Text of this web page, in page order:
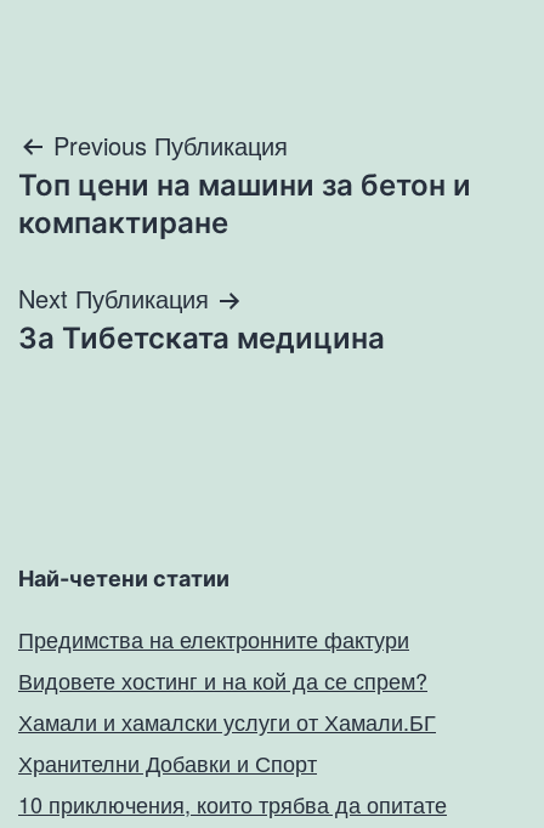
Навигация
Previous Публикация
Топ цени на машини за бетон и
компактиране
Next Публикация
За Тибетската медицина
Най-четени статии
Предимства на електронните фактури
Видовете хостинг и на кой да се спрем?
Хамали и хамалски услуги от Хамали.БГ
Хранителни Добавки и Спорт
10 приключения, които трябва да опитате